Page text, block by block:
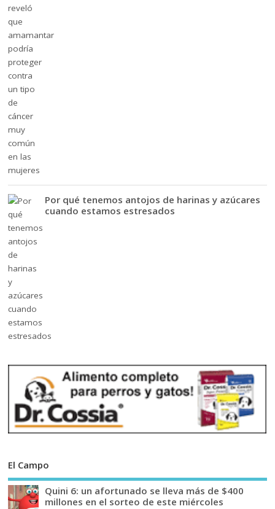
Por qué tenemos antojos de harinas y azúcares
cuando estamos estresados
El Campo
Quini 6: un afortunado se lleva más de $400
millones en el sorteo de este miércoles